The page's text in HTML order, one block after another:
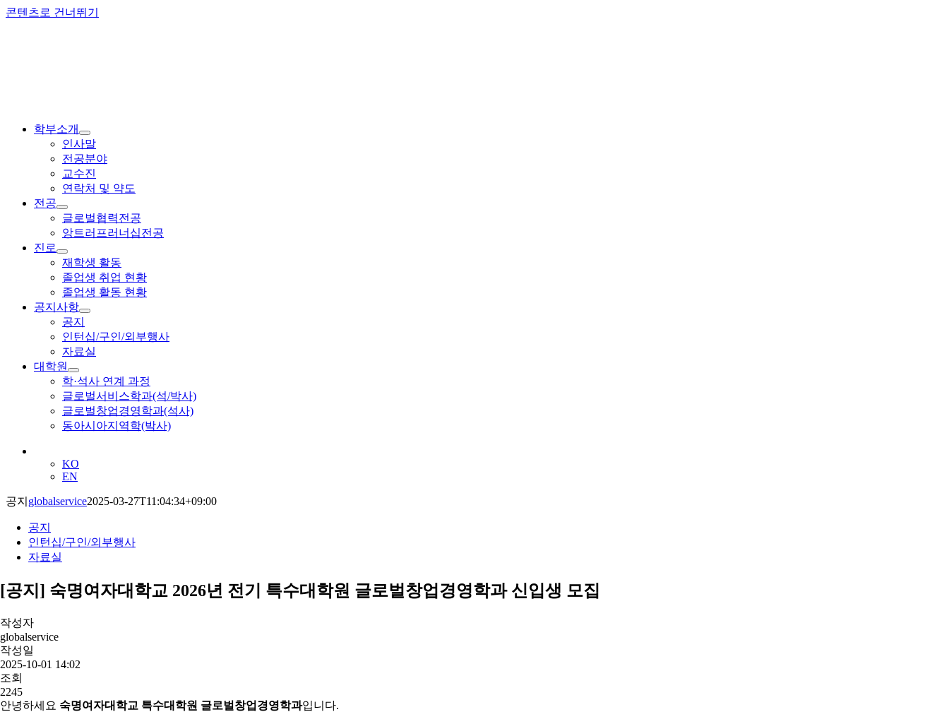
콘텐츠로 건너뛰기
학부소개
인사말
전공분야
교수진
연락처 및 약도
전공
글로벌협력전공
앙트러프러너십전공
진로
재학생 활동
졸업생 취업 현황
졸업생 활동 현황
공지사항
공지
인턴십/구인/외부행사
자료실
대학원
학·석사 연계 과정
글로벌서비스학과(석/박사)
글로벌창업경영학과(석사)
동아시아지역학(박사)
KO
EN
공지 globalservice2025-03-27T11:04:34+09:00
공지
인턴십/구인/외부행사
자료실
[공지] 숙명여자대학교 2026년 전기 특수대학원 글로벌창업경영학과 신입생 모집
작성자
globalservice
작성일
2025-10-01 14:02
조회
2245
안녕하세요 숙명여자대학교 특수대학원 글로벌창업경영학과입니다.